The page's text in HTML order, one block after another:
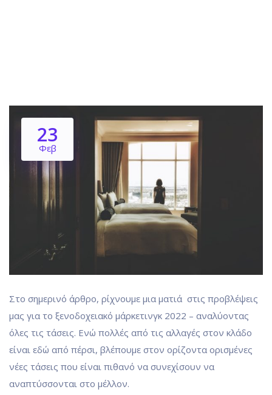
23
Φεβ
Στο σημερινό άρθρο, ρίχνουμε μια ματιά στις προβλέψεις
μας για το ξενοδοχειακό μάρκετινγκ 2022 – αναλύοντας
όλες τις τάσεις. Ενώ πολλές από τις αλλαγές στον κλάδο
είναι εδώ από πέρσι, βλέπουμε στον ορίζοντα ορισμένες
νέες τάσεις που είναι πιθανό να συνεχίσουν να
αναπτύσσονται στο μέλλον.